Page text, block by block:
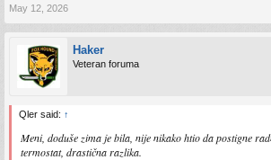
May 12, 2026
Haker
Veteran foruma
Qler said: ↑
Meni, doduše zima je bila, nije nikako htio da postigne
termostat, drastična razlika.